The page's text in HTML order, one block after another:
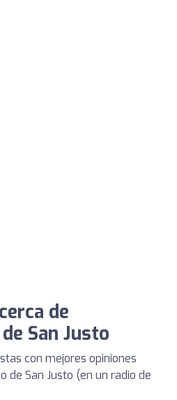
de
San Justo
con mejores opiniones
de San Justo (en un radio de